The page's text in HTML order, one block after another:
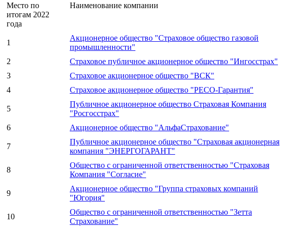
Место по
итогам 2022
года
Наименование компании
1
Акционерное общество "Страховое общество газовой
промышленности"
2 Страховое публичное акционерное общество "Ингосстрах"
3
Страховое акционерное общество "ВСК"
4
Страховое акционерное общество "РЕСО-Гарантия"
5
Публичное акционерное общество Страховая Компания
"Росгосстрах"
6 Акционерное общество "АльфаСтрахование"
7
Публичное акционерное общество "Страховая акционерная
компания "ЭНЕРГОГАРАНТ"
8
Общество с ограниченной ответственностью "Страховая
Компания "Согласие"
9
Акционерное общество "Группа страховых компаний
"Югория"
10
Общество с ограниченной ответственностью "Зетта
Страхование"